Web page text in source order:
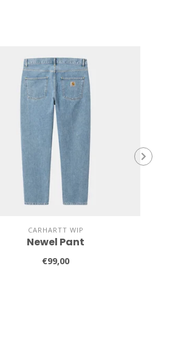
CARHARTT WIP
Newel Pant
€99,00